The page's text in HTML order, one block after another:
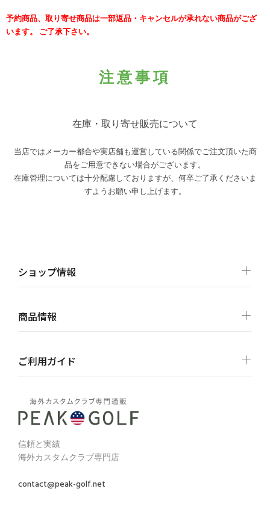
予約商品、取り寄せ商品は一部返品・キャンセルが承れない商品がござ
います。 ご了承下さい。
注意事項
在庫・取り寄せ販売について
当店ではメーカー都合や実店舗も運営している関係でご注文頂いた商
品をご用意できない場合がございます。
在庫管理については十分配慮しておりますが、何卒ご了承くださいま
すようお願い申し上げます。
ショップ情報
商品情報
ご利用ガイド
信頼と実績
海外カスタムクラブ専門店
contact@peak-golf.net